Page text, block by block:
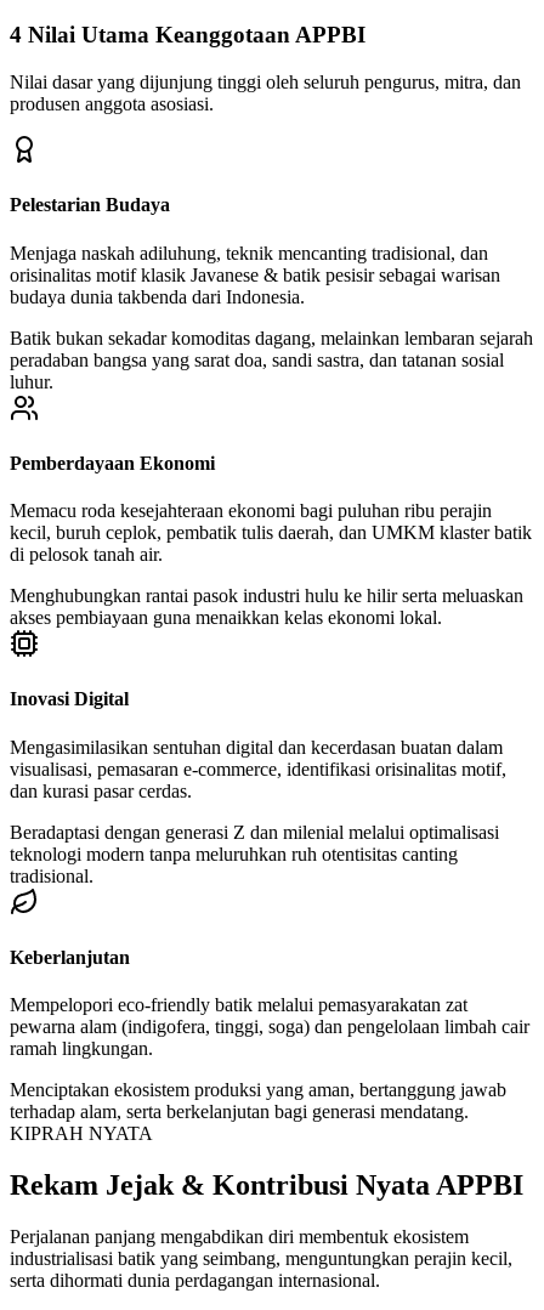
4 Nilai Utama Keanggotaan APPBI
Nilai dasar yang dijunjung tinggi oleh seluruh pengurus, mitra, dan
produsen anggota asosiasi.
Pelestarian Budaya
Menjaga naskah adiluhung, teknik mencanting tradisional, dan
orisinalitas motif klasik Javanese & batik pesisir sebagai warisan
budaya dunia takbenda dari Indonesia.
Batik bukan sekadar komoditas dagang, melainkan lembaran sejarah
peradaban bangsa yang sarat doa, sandi sastra, dan tatanan sosial
luhur.
Pemberdayaan Ekonomi
Memacu roda kesejahteraan ekonomi bagi puluhan ribu perajin
kecil, buruh ceplok, pembatik tulis daerah, dan UMKM klaster batik
di pelosok tanah air.
Menghubungkan rantai pasok industri hulu ke hilir serta meluaskan
akses pembiayaan guna menaikkan kelas ekonomi lokal.
Inovasi Digital
Mengasimilasikan sentuhan digital dan kecerdasan buatan dalam
visualisasi, pemasaran e-commerce, identifikasi orisinalitas motif,
dan kurasi pasar cerdas.
Beradaptasi dengan generasi Z dan milenial melalui optimalisasi
teknologi modern tanpa meluruhkan ruh otentisitas canting
tradisional.
Keberlanjutan
Mempelopori eco-friendly batik melalui pemasyarakatan zat
pewarna alam (indigofera, tinggi, soga) dan pengelolaan limbah cair
ramah lingkungan.
Menciptakan ekosistem produksi yang aman, bertanggung jawab
terhadap alam, serta berkelanjutan bagi generasi mendatang.
KIPRAH NYATA
Rekam Jejak & Kontribusi Nyata APPBI
Perjalanan panjang mengabdikan diri membentuk ekosistem
industrialisasi batik yang seimbang, menguntungkan perajin kecil,
serta dihormati dunia perdagangan internasional.